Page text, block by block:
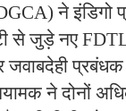
ने
से जुड़े नए
प्रबंधक
ने दोनों